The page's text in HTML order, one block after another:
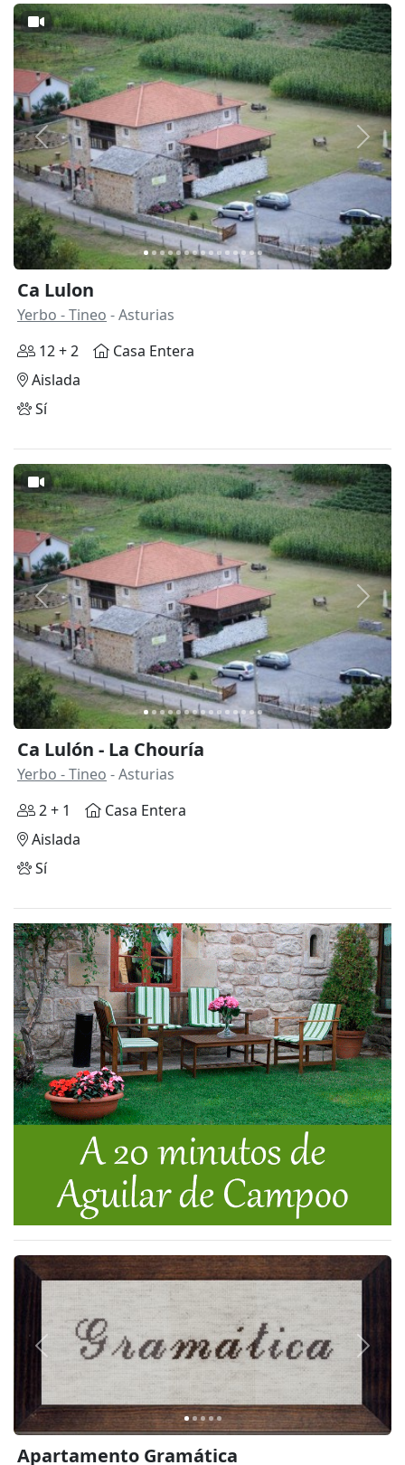
Anterior
Ca Lulon
Yerbo - Tineo - Asturias
12 + 2
Casa Entera
Aislada
Sí
Anterior
Ca Lulón - La Chouría
Yerbo - Tineo - Asturias
2 + 1
Casa Entera
Aislada
Sí
Anterior
Apartamento Gramática